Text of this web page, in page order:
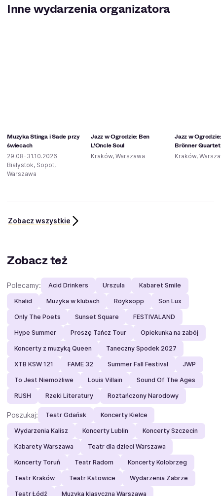
Inne wydarzenia organizatora
Muzyka Stinga i Sade przy
świecach
29.08-31.10.2026
Białystok, Sopot,
Warszawa
Jazz w Ogrodzie: Ben
L'Oncle Soul
Kraków, Warszawa
Jazz w
Brönner Quartet
Kraków,
Zobacz wszystkie
Zobacz też
Polecamy: Acid Drinkers Urszula Kabaret Smile
Khalid Muzyka w klubach Röyksopp Son Lux
Only The Poets Sunset Square FESTIVALAND
Hype Summer Proszę Tańcz Tour Opiekunka na zabój
Koncerty z muzyką Queen Taneczny Spodek 2027
XTB KSW 121 FAME 32 Summer Fall Festival JWP
To Jest Niemożliwe Louis Villain Sound Of The Ages
RUSH Rzeki Literatury Roztańczony Narodowy
Poszukaj: Teatr Gdańsk Koncerty Kielce
Wydarzenia Kalisz Koncerty Lublin Koncerty Szczecin
Kabarety Warszawa Teatr dla dzieci Warszawa
Koncerty Toruń Teatr Radom Koncerty Kołobrzeg
Teatr Kraków Teatr Katowice Wydarzenia Zabrze
Teatr Łódź Muzyka klasyczna Warszawa